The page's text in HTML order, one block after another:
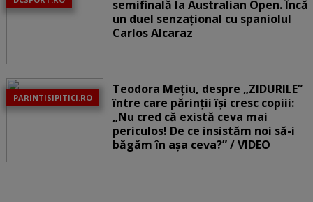
semifinală la Australian Open. Încă
un duel senzațional cu spaniolul
Carlos Alcaraz
PARINTISIPITICI.RO
Teodora Mețiu, despre „ZIDURILE”
între care părinții își cresc copiii:
„Nu cred că există ceva mai
periculos! De ce insistăm noi să-i
băgăm în așa ceva?” / VIDEO